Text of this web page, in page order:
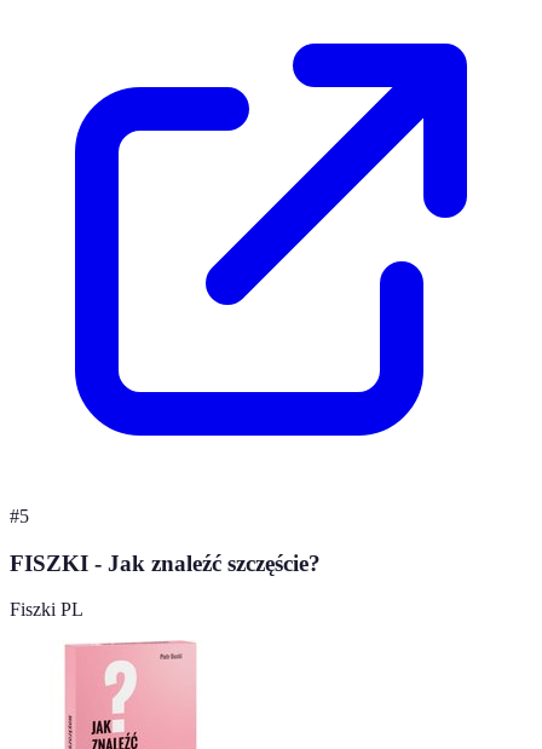
#5
FISZKI - Jak znaleźć szczęście?
Fiszki PL